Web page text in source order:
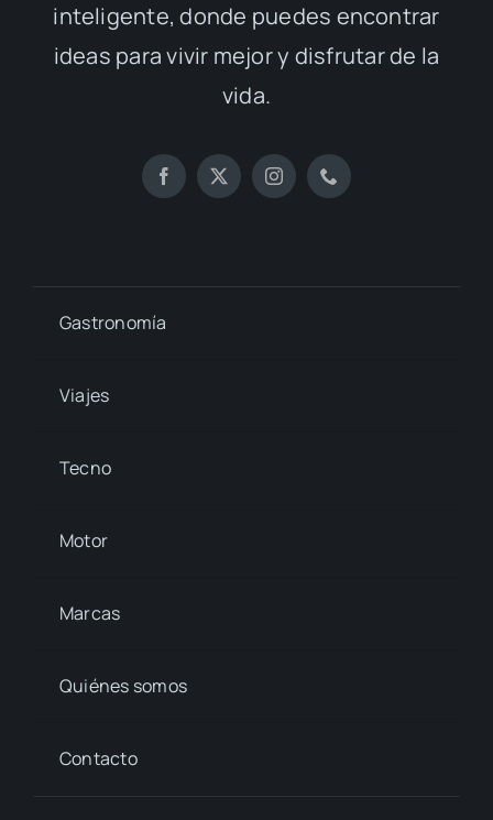
inteligente, donde puedes encontrar
ideas para vivir mejor y disfrutar de la
vida.
Gastronomía
Viajes
Tecno
Motor
Marcas
Quiénes somos
Contacto